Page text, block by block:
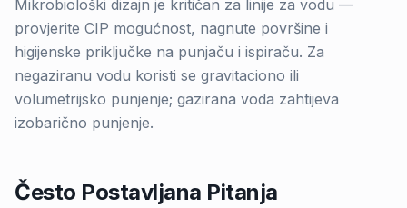
Mikrobiološki dizajn je kritičan za linije za vodu —
provjerite CIP mogućnost, nagnute površine i
higijenske priključke na punjaču i ispiraču. Za
negaziranu vodu koristi se gravitaciono ili
volumetrijsko punjenje; gazirana voda zahtijeva
izobarično punjenje.
Često Postavljana Pitanja